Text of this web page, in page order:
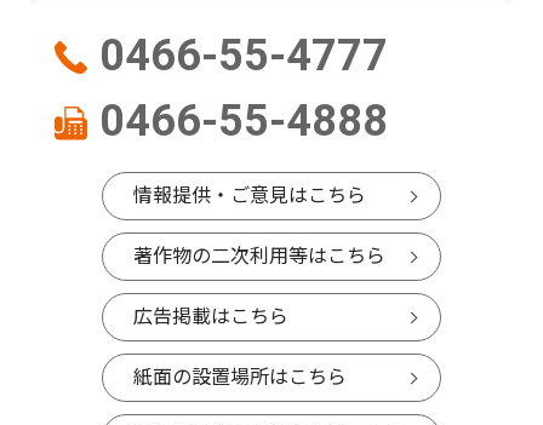
0466-55-4777
0466-55-4888
情報提供・ご意見はこちら
著作物の二次利用等はこちら
広告掲載はこちら
紙面の設置場所はこちら